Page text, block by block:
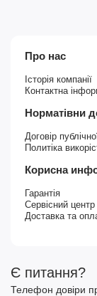
Про нас
Історія компанії
Контактна
Норматівни
Договір
Политіка
Корисна
Гарантія
Сервісний центр
Доставка та
Є питання?
Телефон довіри